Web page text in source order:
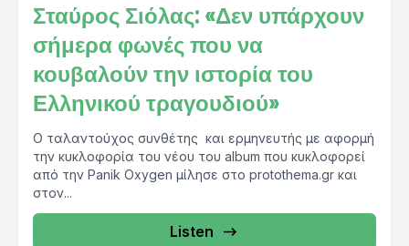
Σταύρος Σιόλας: «Δεν υπάρχουν
σήμερα φωνές που να
κουβαλούν την ιστορία του
Ελληνικού τραγουδιού»
Ο ταλαντούχος συνθέτης και ερμηνευτής με αφορμή
την κυκλοφορία του νέου του album που κυκλοφορεί
από την Panik Oxygen μίλησε στο protothema.gr και
στον...
Listen